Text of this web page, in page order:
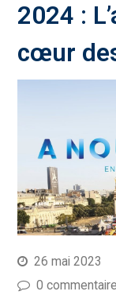
2024 :
cœur
26 mai 2023
0 commentaire